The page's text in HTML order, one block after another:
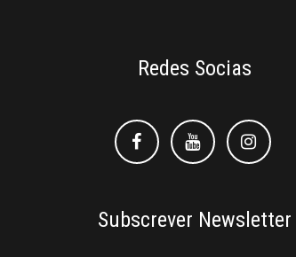
Redes Socias
FacebookFacebookInstagram
Subscrever Newsletter